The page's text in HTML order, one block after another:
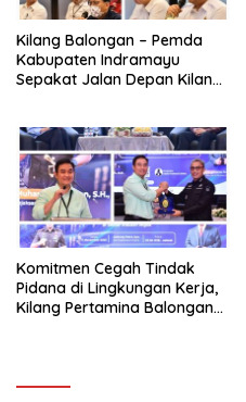
Kilang Balongan – Pemda
Kabupaten Indramayu
Sepakat Jalan Depan Kilang
Sukaurip-Sukareja
Komitmen Cegah Tindak
Pidana di Lingkungan Kerja,
Kilang Pertamina Balongan